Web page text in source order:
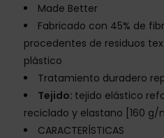
Made Better
Fabricado con 45% de
procedentes de residuos
plástico
Tratamiento duradero
Tejido: tejido elástico
reciclado y elastano [160 g/
CARACTERÍSTICAS